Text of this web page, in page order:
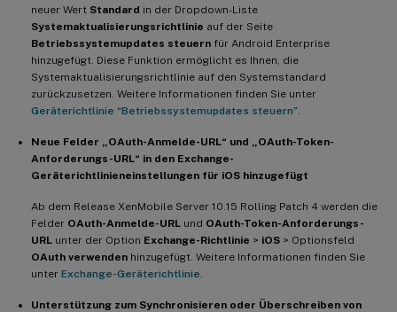
neuer Wert Standard in der Dropdown-Liste
Systemaktualisierungsrichtlinie auf der Seite
Betriebssystemupdates steuern für Android Enterprise
hinzugefügt. Diese Funktion ermöglicht es Ihnen, die
Systemaktualisierungsrichtlinie auf den Systemstandard
zurückzusetzen. Weitere Informationen finden Sie unter
Geräterichtlinie “Betriebssystemupdates steuern”
Neue Felder „OAuth-Anmelde-URL“ und „OAuth-Token-
Anforderungs-URL“ in den Exchange-
Geräterichtlinieneinstellungen für iOS hinzugefügt
Ab dem Release XenMobile Server 10.15 Rolling Patch 4 werden die
Felder OAuth-Anmelde-URL und OAuth-Token-Anforderungs-
URL unter der Option Exchange-Richtlinie > iOS > Optionsfeld
OAuth verwenden hinzugefügt. Weitere Informationen finden Sie
unter Exchange-Geräterichtlinie
Unterstützung zum Synchronisieren oder Überschreiben von